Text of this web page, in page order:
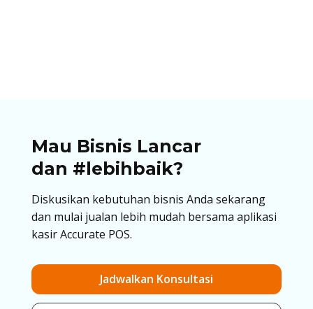
Mau Bisnis Lancar
dan #lebihbaik?
Diskusikan kebutuhan bisnis Anda sekarang
dan mulai jualan lebih mudah bersama aplikasi
kasir Accurate POS.
Jadwalkan Konsultasi